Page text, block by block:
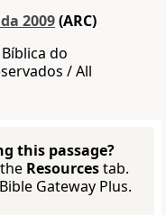
2009(ARC)
do
/ All
this passage?
Resourcestab.
Gateway Plus.